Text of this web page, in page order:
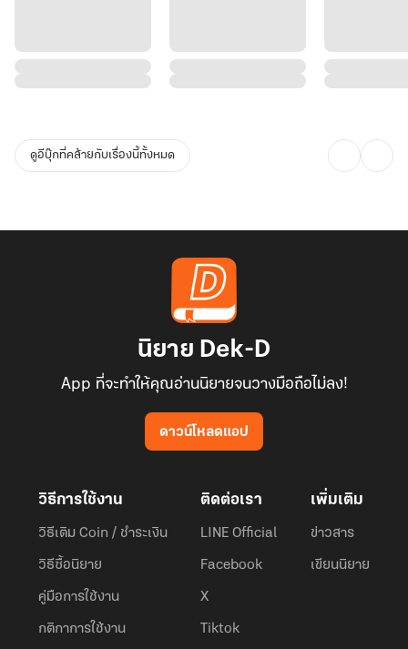
ดูอีบุ๊กที่คล้ายกับเรื่องนี้ทั้งหมด
นิยาย Dek-D
App ที่จะทำให้คุณอ่านนิยายจนวางมือถือไม่ลง!
ดาวน์โหลดแอป
วิธีการใช้งาน
วิธีเติม Coin / ชำระเงิน
วิธีซื้อนิยาย
คู่มือการใช้งาน
กติกาการใช้งาน
ติดต่อเรา
LINE Official
Facebook
X
Tiktok
เพิ่มเติม
ข่าวสาร
เขียนนิยาย